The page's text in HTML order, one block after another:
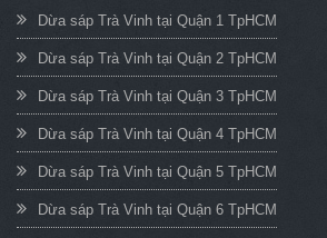
Dừa sáp Trà Vinh tại Quận 1 TpHCM
Dừa sáp Trà Vinh tại Quận 2 TpHCM
Dừa sáp Trà Vinh tại Quận 3 TpHCM
Dừa sáp Trà Vinh tại Quận 4 TpHCM
Dừa sáp Trà Vinh tại Quận 5 TpHCM
Dừa sáp Trà Vinh tại Quận 6 TpHCM